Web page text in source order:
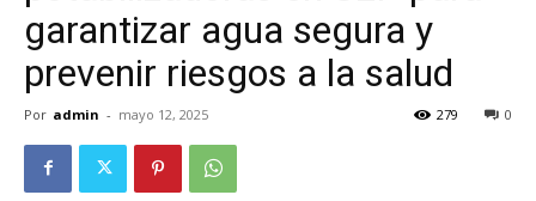
garantizar agua segura y
prevenir riesgos a la salud
Por admin - mayo 12, 2025 0
279